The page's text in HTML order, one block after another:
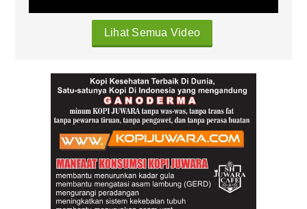
Lihat Semua Video